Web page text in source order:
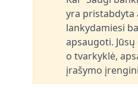
yra pristabdyta
lankydamiesi
apsaugoti.
o tvarkyklė,
įrašymo